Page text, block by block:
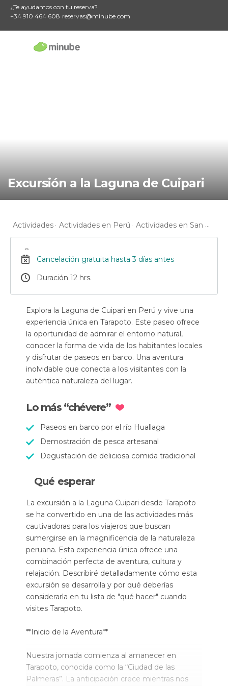
¿Te ayudamos con tu reserva?
+34 910 464 608 reservas@minube.com
Excursión a la Laguna de Cuipari
Actividades Actividades en Perú Actividades en San Martín
Cancelación gratuita hasta 3 días antes
Duración 12 hrs.
Explora la Laguna de Cuipari en Perú y vive una
experiencia única en Tarapoto. Este paseo ofrece
la oportunidad de admirar el entorno natural,
conocer la forma de vida de los habitantes locales
y disfrutar de paseos en barco. Una aventura
inolvidable que conecta a los visitantes con la
auténtica naturaleza del lugar.
Lo más “chévere”
Paseos en barco por el río Huallaga
Demostración de pesca artesanal
Degustación de deliciosa comida tradicional
Qué esperar
La excursión a la Laguna Cuipari desde Tarapoto
se ha convertido en una de las actividades más
cautivadoras para los viajeros que buscan
sumergirse en la magnificencia de la naturaleza
peruana. Esta experiencia única ofrece una
combinación perfecta de aventura, cultura y
relajación. Describiré detalladamente cómo esta
excursión se desarrolla y por qué deberías
considerarla en tu lista de "qué hacer" cuando
visites Tarapoto.
**Inicio de la Aventura**
Nuestra jornada comienza al amanecer en
Tarapoto, conocida como la “Ciudad de las
Palmeras”. La anticipación crece mientras nos